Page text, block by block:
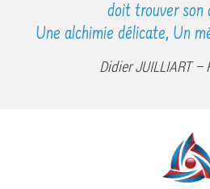
doit trouver son
Une alchimie délicate, Un
Didier JUILLIART –